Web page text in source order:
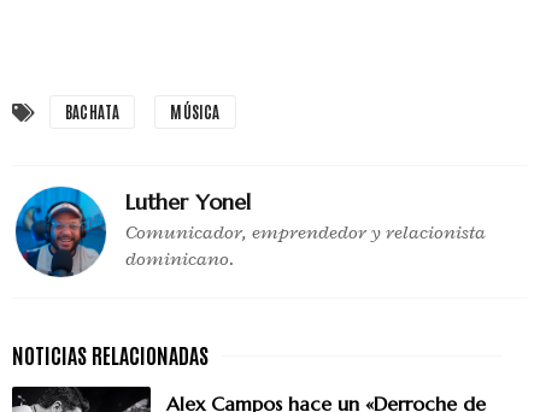
BACHATA MÚSICA
Luther Yonel
Comunicador, emprendedor y relacionista
dominicano.
Alex Campos hace un «Derroche de